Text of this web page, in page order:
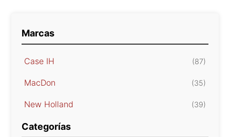
Marcas
Case IH (87)
MacDon (35)
New Holland (39)
Categorías